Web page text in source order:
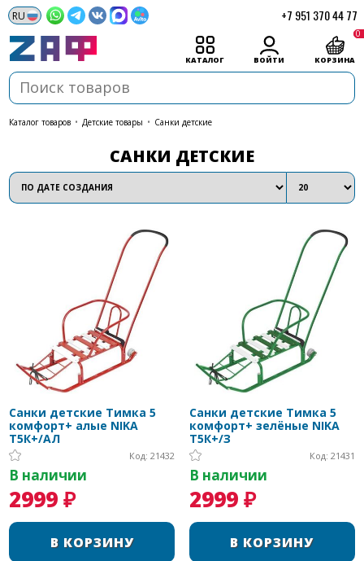
+7 951 370 44 77
КАТАЛОГ ВОЙТИ КОРЗИНА
0
каталог товаров • Детские товары • Санки детские
САНКИ ДЕТСКИЕ
Санки детские Тимка 5
комфорт+ алые NIKA
Т5К+/АЛ
Код: 21432
В наличии
2999 ₽
Санки детские Тимка 5
комфорт+ зелёные NIKA
Т5К+/З
Код: 21431
В наличии
2999 ₽